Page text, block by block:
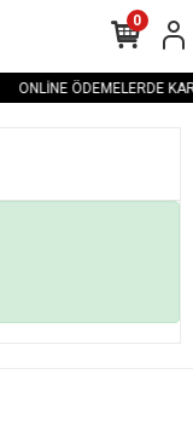
ONLİNE ÖDEMELERDE
0